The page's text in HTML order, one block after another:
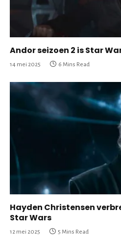
Andor seizoen 2 is Star
14 mei 2025 6 Mins Read
Hayden Christensen
Star Wars
12 mei 2025 5 Mins Read